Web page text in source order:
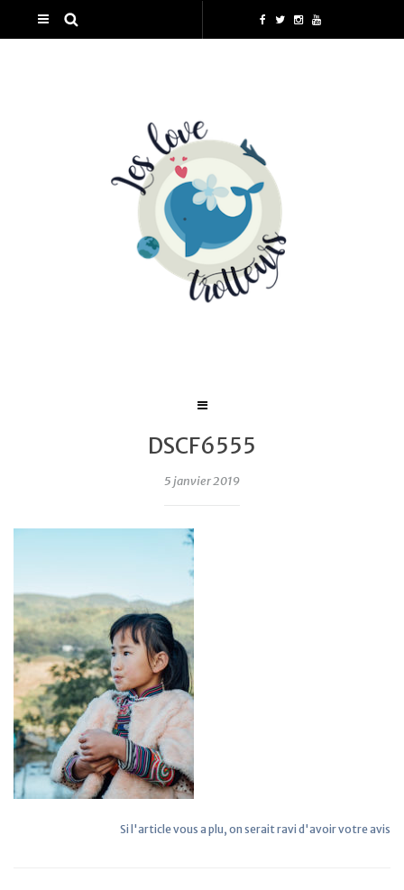
DSCF6555
5 janvier 2019
Si l'article vous a plu, on serait ravi d'avoir votre avis